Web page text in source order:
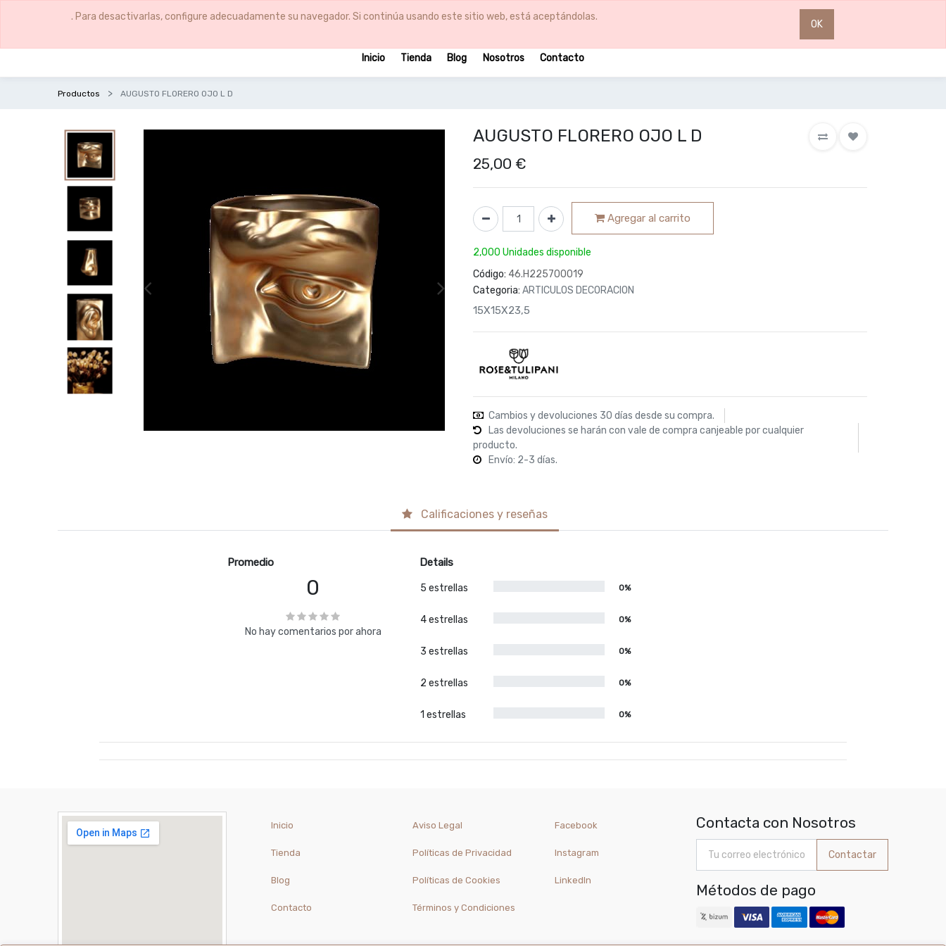
. Para desactivarlas, configure adecuadamente su navegador. Si continúa usando este sitio web, está aceptándolas.
OK
0
Inicio Tienda Blog Nosotros Contacto
Productos AUGUSTO FLORERO OJO L D
AUGUSTO FLORERO OJO L D
25,00 €
Agregar al carrito
2,000 Unidades disponible
Código: 46.H225700019
Categoria: ARTICULOS DECORACION
15X15X23,5
Cambios y devoluciones 30 días desde su compra.
Las devoluciones se harán con vale de compra canjeable por cualquier
producto.
Envío: 2-3 días.
Calificaciones y reseñas
Promedio
0
No hay comentarios por ahora
Details
5 estrellas 0%
4 estrellas 0%
3 estrellas 0%
2 estrellas 0%
1 estrellas 0%
Inicio
Tienda
Blog
Contacto
Aviso Legal
Políticas de Privacidad
Políticas de Cookies
Términos y Condiciones
Facebook
Instagram
LinkedIn
Contacta con Nosotros
Contactar
Métodos de pago